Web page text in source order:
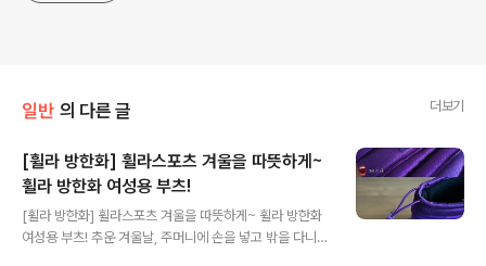
일반 의 다른 글 더보기
[휠라 방한화] 휠라스포츠 겨울을 따뜻하게~
휠라 방한화 여성용 부츠!
[휠라 방한화] 휠라스포츠 겨울을 따뜻하게~ 휠라 방한화
여성용 부츠! 추운 겨울날, 주머니에 손을 넣고 밖을 다니다